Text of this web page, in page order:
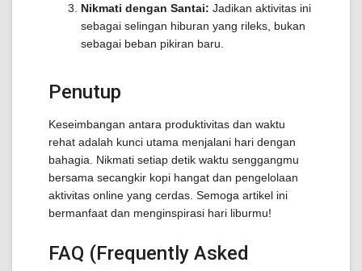
Nikmati dengan Santai: Jadikan aktivitas ini
sebagai selingan hiburan yang rileks, bukan
sebagai beban pikiran baru.
Penutup
Keseimbangan antara produktivitas dan waktu
rehat adalah kunci utama menjalani hari dengan
bahagia. Nikmati setiap detik waktu senggangmu
bersama secangkir kopi hangat dan pengelolaan
aktivitas online yang cerdas. Semoga artikel ini
bermanfaat dan menginspirasi hari liburmu!
FAQ (Frequently Asked